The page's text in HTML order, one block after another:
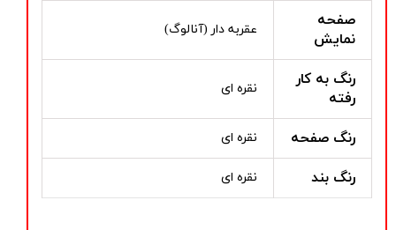
صفحه
نمایش
عقربه دار (آنالوگ)
رنگ به کار
رفته
نقره ای
رنگ صفحه نقره ای
رنگ بند نقره ای